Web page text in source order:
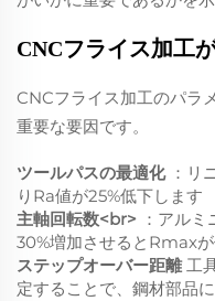
CNCフライス加工
CNCフライス加工のパラ
重要な要因です。
ツールパスの最適化 ：リ
りRa値が25%低下します
主軸回転数<br> ：アル
30%増加させるとRmax
ステップオーバー距離工
定することで、鋼材部品